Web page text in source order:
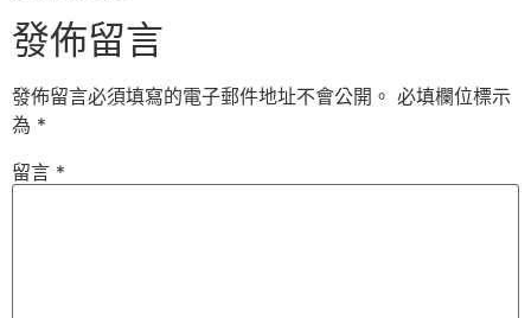
發佈留言
發佈留言必須填寫的電子郵件地址不會公開。 必填欄位標示
為 *
留言 *